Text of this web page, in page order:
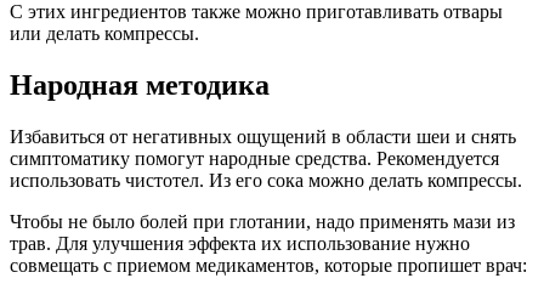
С этих ингредиентов также можно приготавливать отвары
или делать компрессы.
Народная методика
Избавиться от негативных ощущений в области шеи и снять
симптоматику помогут народные средства. Рекомендуется
использовать чистотел. Из его сока можно делать компрессы.
Чтобы не было болей при глотании, надо применять мази из
трав. Для улучшения эффекта их использование нужно
совмещать с приемом медикаментов, которые пропишет врач: